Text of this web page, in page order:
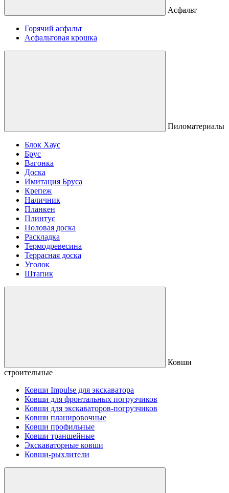
Асфальт
Горячий асфальт
Асфальтовая крошка
Пиломатериалы
Блок Хаус
Брус
Вагонка
Доска
Имитация Бруса
Крепеж
Наличник
Планкен
Плинтус
Половая доска
Раскладка
Термодревесина
Террасная доска
Уголок
Штапик
Ковши
строительные
Ковши Impulse для экскаватора
Ковши для фронтальных погрузчиков
Ковши для экскаваторов-погрузчиков
Ковши планировочные
Ковши профильные
Ковши траншейные
Экскаваторные ковши
Ковши-рыхлители